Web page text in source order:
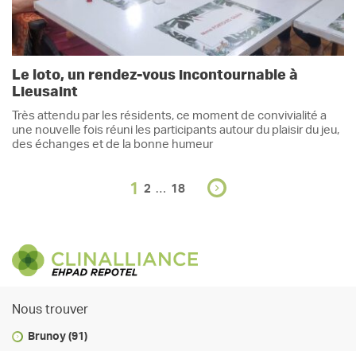
Le loto, un rendez-vous incontournable à
Lieusaint
Très attendu par les résidents, ce moment de convivialité a
une nouvelle fois réuni les participants autour du plaisir du jeu,
des échanges et de la bonne humeur
1 2 … 18
Nous trouver
Brunoy (91)